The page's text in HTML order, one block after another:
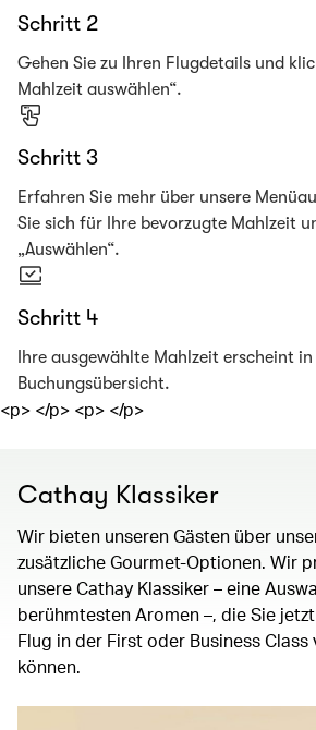
Schritt 2
Gehen Sie zu Ihren Flugdetails und
Mahlzeit auswählen“.
Schritt 3
Erfahren Sie mehr über unsere
Sie sich für Ihre bevorzugte Mahlzeit
„Auswählen“.
Schritt 4
Ihre ausgewählte Mahlzeit erscheint
Buchungsübersicht.
<p> </p> <p> </p>
Cathay Klassiker
Wir bieten unseren Gästen über
zusätzliche Gourmet-Optionen. Wir
unsere Cathay Klassiker – eine
berühmtesten Aromen –, die Sie
Flug in der First oder Business
können.